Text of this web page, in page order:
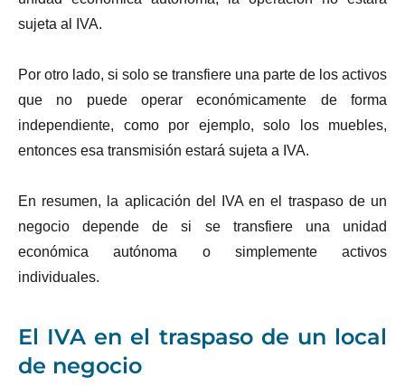
sujeta al IVA.
Por otro lado, si solo se transfiere una parte de los activos
que no puede operar económicamente de forma
independiente, como por ejemplo, solo los muebles,
entonces esa transmisión estará sujeta a IVA.
En resumen, la aplicación del IVA en el traspaso de un
negocio depende de si se transfiere una unidad
económica autónoma o simplemente activos
individuales.
El IVA en el traspaso de un local
de negocio